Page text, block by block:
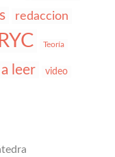
redaccion
RYC Teoría
leer video